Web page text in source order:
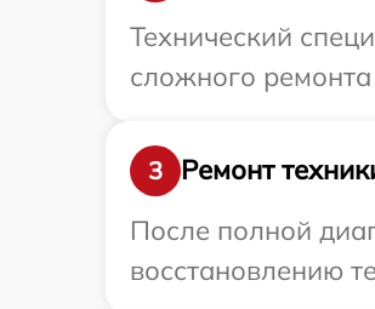
Технический
сложного
3
Ремонт
После полной
восстановлению